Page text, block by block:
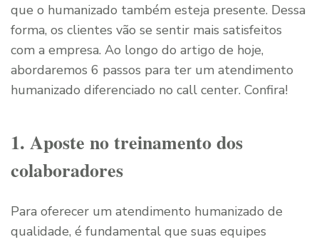
que o humanizado também esteja presente. Dessa
forma, os clientes vão se sentir mais satisfeitos
com a empresa. Ao longo do artigo de hoje,
abordaremos 6 passos para ter um atendimento
humanizado diferenciado no call center. Confira!
1. Aposte no treinamento dos
colaboradores
Para oferecer um atendimento humanizado de
qualidade, é fundamental que suas equipes